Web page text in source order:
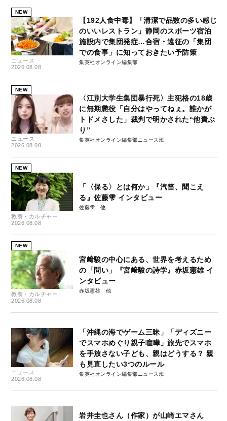
NEW
ニュース
2026.08.08
【192人食中毒】「清潔で品数の多い感じ
のいいレストラン」静岡のスポーツ宿泊
施設内で集団発症…合宿・遠征の「集団
での食事」に知っておきたい予防策
集英社オンライン編集部
NEW
ニュース
2026.08.08
〈江別大学生集団暴行死〉主犯格の18歳
に無期懲役「自分はやってねぇ。誰かが
トドメさした」裁判で明かされた“他責ぶ
り”
集英社オンライン編集部ニュース班
NEW
教養・カルチャー
2026.08.08
「〈保る〉とは何か」『汽笛、聞こえ
る』佐藤雫 インタビュー
佐藤雫
NEW
教養・カルチャー
2026.08.08
宮﨑駿の中心にある、世界を考えるため
の「問い」『宮﨑駿の詩学』赤坂憲雄 イ
ンタビュー
赤坂憲雄
ニュース
2026.08.08
「沖縄の海でゲーム三昧」「ディズニー
でスマホめぐり親子喧嘩」旅先でスマホ
を手放さない子ども、親はどうする？ 親
も見直したい3つのルール
集英社オンライン編集部ニュース班
岩井圭也さん（作家）が山崎エマさん